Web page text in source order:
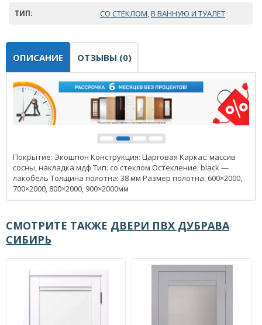
ТИП: СО СТЕКЛОМ, В ВАННУЮ И ТУАЛЕТ
ОПИСАНИЕ ОТЗЫВЫ (0)
Покрытие: Экошпон Конструкция: Царговая Каркас: массив
сосны, накладка мдф Тип: со стеклом Остекление: black —
лакобель Толщина полотна: 38 мм Размер полотна: 600×2000,
700×2000, 800×2000, 900×2000мм
СМОТРИТЕ ТАКЖЕ ДВЕРИ ПВХ ДУБРАВА
СИБИРЬ